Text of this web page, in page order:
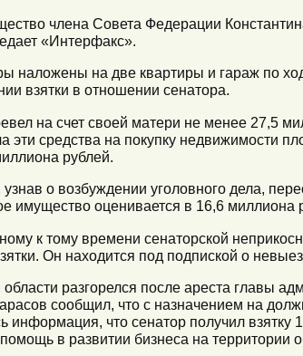
члена Совета Федерации
«Интерфакс».
наложены на две квартиры и гараж по
взятки в отношении сенатора.
на счет своей матери не менее 27,5
эти средства на покупку недвижимости
рублей.
о возбуждении уголовного дела,
имущество оценивается в 16,6 миллиона
к тому времени сенаторской
Он находится под подпиской о
разгорелся после ареста главы
сообщил, что с назначением на
информация, что сенатор получил взятку
в развитии бизнеса на территории